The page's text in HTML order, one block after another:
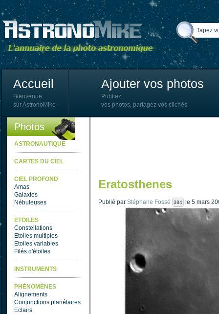
Accueil
Bienvenue
sur AstronoMike
Ajouter vos photos
Publiez
vos photos, partagez vos clichés
Photos
ASTRONAUTIQUE
CARTES DU CIEL
CIEL PROFOND
Amas
Galaxies
Nébuleuses
ETOILES
Constellations
Etoiles multiples
Etoiles variables
Filés d'étoiles
INSTRUMENTS
PHÉNOMÈNES
Alignements
Conjonctions planétaires
Eclairs
Eratosthenes
Publié par Stéphane Fossé 384 le 5 mars